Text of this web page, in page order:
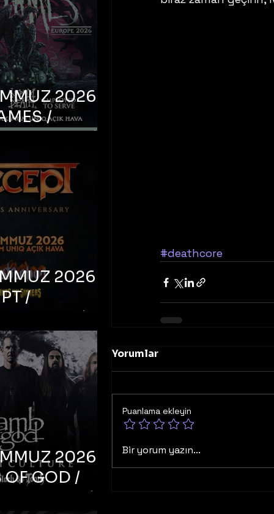
#deathcore
Yorumlar
Puanlama ekleyin
Bir yorum yazın...
2026 –
/
DEATH /
– İstanbul,
Uniq
2026 –
/
/
‘N’
– İstanbul,
Uniq
2026 –
OF GOD /
CULTURE /